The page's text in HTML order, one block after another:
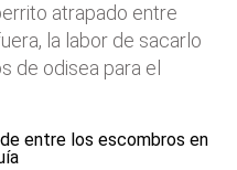
atrapado entre
la labor de sacarlo
de odisea para el